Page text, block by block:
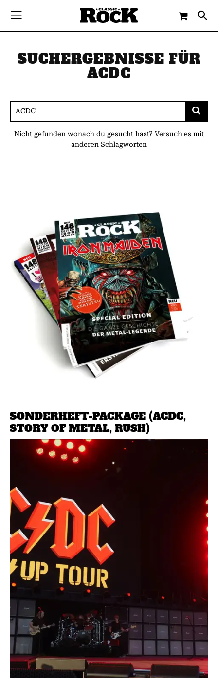
SUCHERGEBNISSE FÜR
ACDC
Nicht gefunden wonach du gesucht hast? Versuch es mit
anderen Schlagworten
SONDERHEFT-PACKAGE (ACDC,
STORY OF METAL, RUSH)